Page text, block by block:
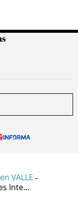
VALLE -
Inte...